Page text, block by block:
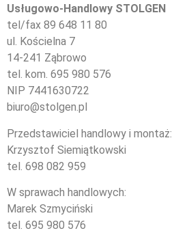
Usługowo-Handlowy STOLGEN
tel/fax 89 648 11 80
ul. Kościelna 7
14-241 Ząbrowo
tel. kom. 695 980 576
NIP 7441630722
biuro@stolgen.pl
Przedstawiciel handlowy i montaż:
Krzysztof Siemiątkowski
tel. 698 082 959
W sprawach handlowych:
Marek Szmyciński
tel. 695 980 576